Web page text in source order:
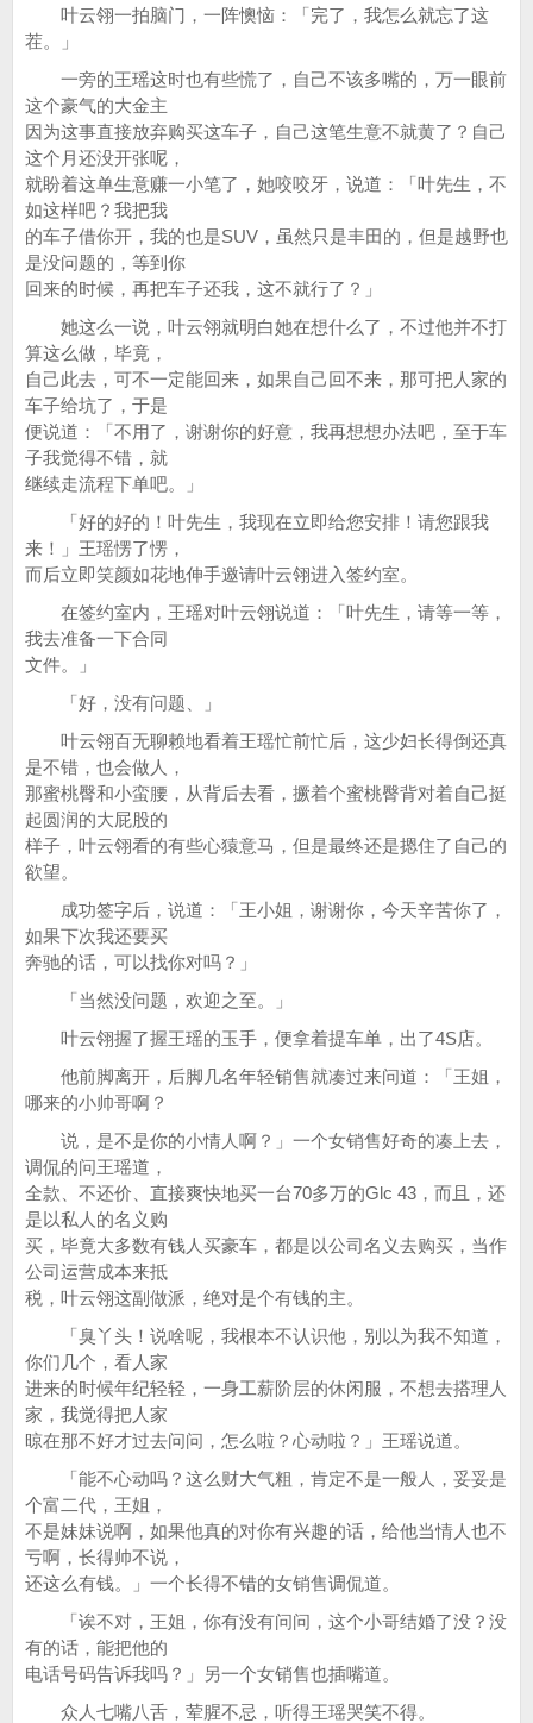
叶云翎一拍脑门，一阵懊恼：「完了，我怎么就忘了这
茬。」
一旁的王瑶这时也有些慌了，自己不该多嘴的，万一眼前
这个豪气的大金主
因为这事直接放弃购买这车子，自己这笔生意不就黄了？自己
这个月还没开张呢，
就盼着这单生意赚一小笔了，她咬咬牙，说道：「叶先生，不
如这样吧？我把我
的车子借你开，我的也是SUV，虽然只是丰田的，但是越野也
是没问题的，等到你
回来的时候，再把车子还我，这不就行了？」
她这么一说，叶云翎就明白她在想什么了，不过他并不打
算这么做，毕竟，
自己此去，可不一定能回来，如果自己回不来，那可把人家的
车子给坑了，于是
便说道：「不用了，谢谢你的好意，我再想想办法吧，至于车
子我觉得不错，就
继续走流程下单吧。」
「好的好的！叶先生，我现在立即给您安排！请您跟我
来！」王瑶愣了愣，
而后立即笑颜如花地伸手邀请叶云翎进入签约室。
在签约室内，王瑶对叶云翎说道：「叶先生，请等一等，
我去准备一下合同
文件。」
「好，没有问题、」
叶云翎百无聊赖地看着王瑶忙前忙后，这少妇长得倒还真
是不错，也会做人，
那蜜桃臀和小蛮腰，从背后去看，撅着个蜜桃臀背对着自己挺
起圆润的大屁股的
样子，叶云翎看的有些心猿意马，但是最终还是摁住了自己的
欲望。
成功签字后，说道：「王小姐，谢谢你，今天辛苦你了，
如果下次我还要买
奔驰的话，可以找你对吗？」
「当然没问题，欢迎之至。」
叶云翎握了握王瑶的玉手，便拿着提车单，出了4S店。
他前脚离开，后脚几名年轻销售就凑过来问道：「王姐，
哪来的小帅哥啊？
说，是不是你的小情人啊？」一个女销售好奇的凑上去，
调侃的问王瑶道，
全款、不还价、直接爽快地买一台70多万的Glc 43，而且，还
是以私人的名义购
买，毕竟大多数有钱人买豪车，都是以公司名义去购买，当作
公司运营成本来抵
税，叶云翎这副做派，绝对是个有钱的主。
「臭丫头！说啥呢，我根本不认识他，别以为我不知道，
你们几个，看人家
进来的时候年纪轻轻，一身工薪阶层的休闲服，不想去搭理人
家，我觉得把人家
晾在那不好才过去问问，怎么啦？心动啦？」王瑶说道。
「能不心动吗？这么财大气粗，肯定不是一般人，妥妥是
个富二代，王姐，
不是妹妹说啊，如果他真的对你有兴趣的话，给他当情人也不
亏啊，长得帅不说，
还这么有钱。」一个长得不错的女销售调侃道。
「诶不对，王姐，你有没有问问，这个小哥结婚了没？没
有的话，能把他的
电话号码告诉我吗？」另一个女销售也插嘴道。
众人七嘴八舌，荤腥不忌，听得王瑶哭笑不得。